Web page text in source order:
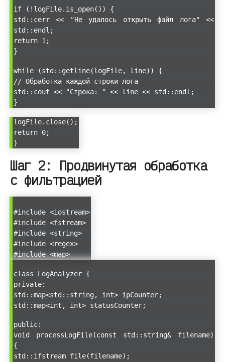
if (!logFile.is_open()) {
std::cerr << "Не удалось открыть файл лога" <<
std::endl;
return 1;
}
while (std::getline(logFile, line)) {
// Обработка каждой строки лога
std::cout << "Строка: " << line << std::endl;
}
logFile.close();
return 0;
}
Шаг 2: Продвинутая обработка
с фильтрацией
#include <iostream>
#include <fstream>
#include <string>
#include <regex>
#include <map>
class LogAnalyzer {
private:
std::map<std::string, int> ipCounter;
std::map<int, int> statusCounter;
public:
void processLogFile(const std::string& filename)
{
std::ifstream file(filename);